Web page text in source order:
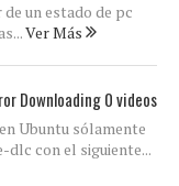
un estado de pc
Ver Más
Downloading 0 videos
Ubuntu sólamente
con el siguiente...